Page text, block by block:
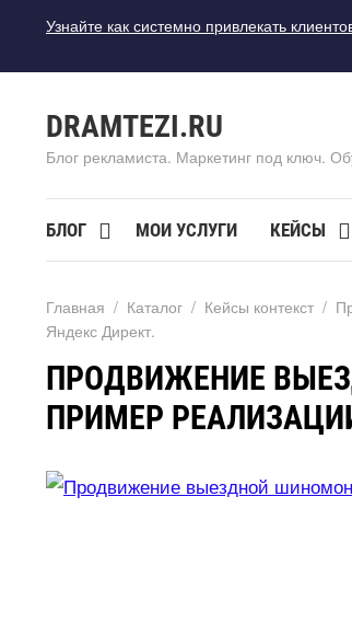
Узнайте как системно привлекать
DRAMTEZI.RU
Блог рекламиста. Маркетинг под ключ.
БЛОГ МОИ УСЛУГИ КЕЙСЫ
Главная / Катало / Кейсы контекст /
Яндекс Директ.
ПРОДВИЖЕНИЕ
ПРИМЕР